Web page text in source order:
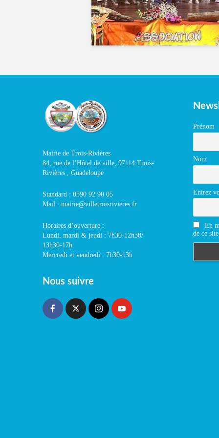
Mairie de Trois-Rivières
84, rue de l’Hôtel de ville, 97114 Trois-
Rivières , Guadeloupe
Standard : 0590 92 90 05
Mail : mairie@villetroisrivieres.fr
Horaires d’ouverture :
Lundi, mardi & jeudi : 7h30-12h30/
13h30-17h
Mercredi et vendredi : 7h30-13h
Nous suivre
Prénom
Nom
Entrez
En
de ce site